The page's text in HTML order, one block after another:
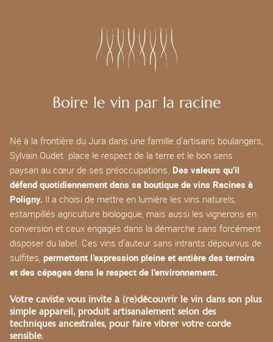
Boire le vin par la racine
Né à la frontière du Jura dans une famille d’artisans boulangers,
Sylvain Oudet place le respect de la terre et le bon sens
paysan au cœur de ses préoccupations. Des valeurs qu’il
défend quotidiennement dans sa boutique de vins Racines à
Poligny. Il a choisi de mettre en lumière les vins naturels,
estampillés agriculture biologique, mais aussi les vignerons en
conversion et ceux engagés dans la démarche sans forcément
disposer du label. Ces vins d’auteur sans intrants dépourvus de
sulfites, permettent l’expression pleine et entière des terroirs
et des cépages dans le respect de l’environnement.
Votre caviste vous invite à (re)découvrir le vin dans son plus
simple appareil, produit artisanalement selon des
techniques ancestrales, pour faire vibrer votre corde
sensible.